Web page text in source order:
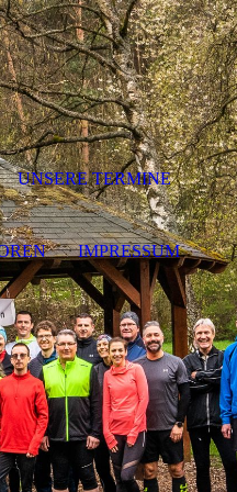
UNSERE TERMINE
IMPRESSUM